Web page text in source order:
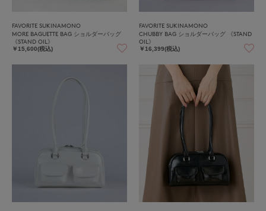
FAVORITE SUKINAMONO
MORE BAGUETTE BAG ショルダーバッグ
《STAND OIL》
￥15,600(税込)
FAVORITE SUKINAMONO
CHUBBY BAG ショルダーバッグ 《STAND
OIL》
￥16,399(税込)